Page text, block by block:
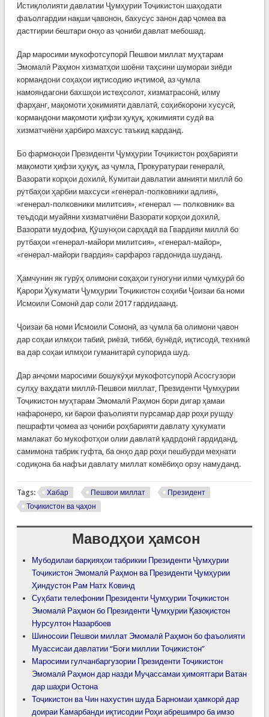
Истиқлолияти давлатии Ҷумҳурии Тоҷикистон шаҳодати
фаъолгардии нақши ҷавонон, бахусус занон дар ҷомеа ва
дастгирии бештари онҳо аз ҷониби давлат мебошад.
Дар маросими мукофотсупорӣ Пешвои миллат муҳтарам
Эмомалӣ Раҳмон хизматҳои шоёни таҳсини шумораи зиёди
кормандони соҳаҳои иқтисодию иҷтимоӣ, аз ҷумла
намояндагони бахшҳои истеҳсолот, хизматрасонӣ, илму
фарҳанг, мақомоти ҳокимияти давлатӣ, соҳибкорони хусусӣ,
кормандони мақомоти ҳифзи ҳуқуқ, ҳокимияти судӣ ва
хизматчиёни ҳарбиро махсус таъкид карданд.
Бо фармонҳои Президенти Ҷумҳурии Тоҷикистон роҳбарияти
мақомоти ҳифзи ҳуқуқ, аз ҷумла, Прокуратураи генералӣ,
Вазорати корҳои дохилӣ, Кумитаи давлатии амнияти миллӣ бо
рутбаҳои ҳарбии махсуси «генерал-полковники адлия»,
«генерал-полковники милитсия», «генерал — полковник» ва
теъдоди муайяни хизматчиёни Вазорати корҳои дохилӣ,
Вазорати мудофиа, Қӯшунҳои сарҳадӣ ва Гвардияи миллӣ бо
рутбаҳои «генерал-майори милитсия», «генерал-майор»,
«генерал-майори гвардия» сарфароз гардонида шуданд.
Ҳамчунин як гурӯҳ олимони соҳаҳои гуногуни илми ҷумҳурӣ бо
Қарори Ҳукумати Ҷумҳурии Тоҷикистон соҳиби Ҷоизаи ба номи
Исмоили Сомонӣ дар соли 2017 гардидаанд.
Ҷоизаи ба номи Исмоили Сомонӣ, аз ҷумла ба олимони ҷавон
дар соҳаи илмҳои табиӣ, риёзӣ, тиббӣ, бунёдӣ, иқтисодӣ, техникӣ
ва дар соҳаи илмҳои гуманитарӣ супорида шуд.
Дар анҷоми маросими бошукӯҳи мукофотсупорӣ Асосгузори
сулҳу ваҳдати миллӣ-Пешвои миллат, Президенти Ҷумҳурии
Тоҷикистон муҳтарам Эмомалӣ Раҳмон бори дигар ҳамаи
нафаронеро, ки барои фаъолияти пурсамар дар роҳи рушду
пешрафти ҷомеа аз ҷониби роҳбарияти давлату ҳукумати
мамлакат бо мукофотҳои олии давлатӣ қадрдонӣ гардиданд,
самимона табрик гуфта, ба онҳо дар роҳи пешбурди меҳнати
содиқона ба нафъи давлату миллат комёбиҳо орзу намуданд.
Tags: Хабар Пешвои миллат
Президент
Тоҷикистон ва ҷаҳон
Маводҳои ҳамсон
Мубодилаи барқияҳои табрикии Президенти Ҷумҳурии
Тоҷикистон Эмомалӣ Раҳмон ва Президенти Ҷумҳурии
Ҳиндустон Рам Натх Ковинд
Суҳбати телефонии Президенти Ҷумҳурии Тоҷикистон
Эмомалӣ Раҳмон бо Президенти Ҷумҳурии Қазоқистон
Нурсултон Назарбоев
Шиносоии Пешвои миллат Эмомалӣ Раҳмон бо фаъолияти
Муассисаи давлатии “Боғи миллии Тоҷикистон”
Маросими гулчанбаргузории Президенти Тоҷикистон
Эмомалӣ Раҳмон дар назди Муҷассамаи ҳимоятгари Ватан
дар шаҳри Остона
Тоҷикистон ва Чин нахустин шуда Барномаи ҳамкорӣ дар
доираи Камарбанди иқтисодии Роҳи абрешимро ба имзо